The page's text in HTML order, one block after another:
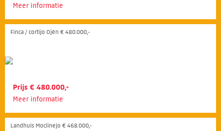
Meer informatie
Finca / cortijo Ojén € 480.000,-
Prijs € 480.000,-
Meer informatie
Landhuis Moclinejo € 468.000,-